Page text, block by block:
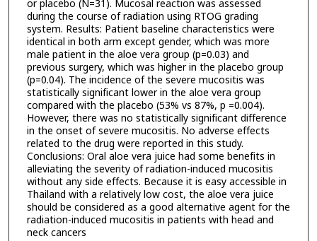
or placebo (N=31). Mucosal reaction was assessed
during the course of radiation using RTOG grading
system. Results: Patient baseline characteristics were
identical in both arm except gender, which was more
male patient in the aloe vera group (p=0.03) and
previous surgery, which was higher in the placebo group
(p=0.04). The incidence of the severe mucositis was
statistically significant lower in the aloe vera group
compared with the placebo (53% vs 87%, p =0.004).
However, there was no statistically significant difference
in the onset of severe mucositis. No adverse effects
related to the drug were reported in this study.
Conclusions: Oral aloe vera juice had some benefits in
alleviating the severity of radiation-induced mucositis
without any side effects. Because it is easy accessible in
Thailand with a relatively low cost, the aloe vera juice
should be considered as a good alternative agent for the
radiation-induced mucositis in patients with head and
neck cancers